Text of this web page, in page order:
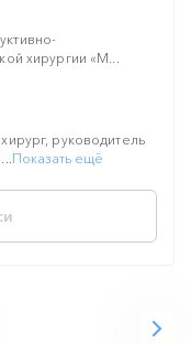
хирургии «М...
руководитель
Показать ещё